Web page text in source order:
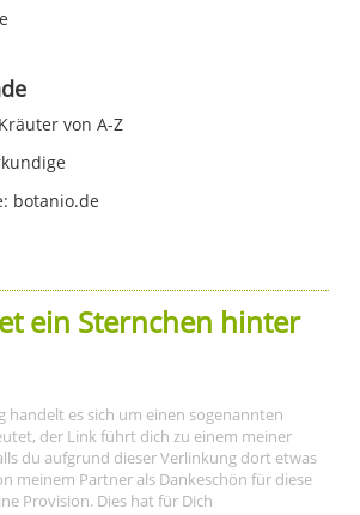
von A-Z
botanio.de
ein Sternchen hinter
handelt es sich um einen sogenannten
der Link führt dich zu einem meiner
du aufgrund dieser Verlinkung dort etwas
meinem Partner als Dankeschön für diese
Provision. Dies hat für Dich